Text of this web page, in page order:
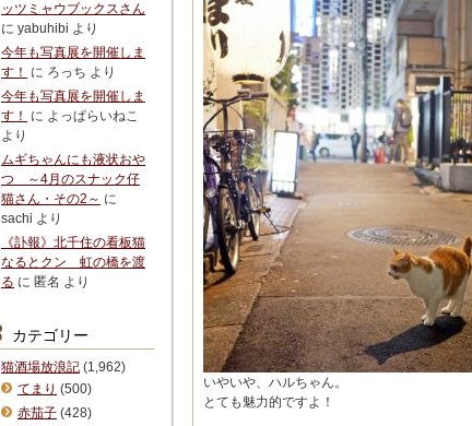
いやいや、ハルちゃん。
とても魅力的ですよ！
ッツミャウブックスさん
に yabuhibi より
今年も写真展を開催しま
す！
に ろっち より
今年も写真展を開催しま
す！
に よっぱらいねこ
より
ムギちゃんにも液状おや
つ ～4月のスナック仔
猫さん・その2～ に
sachi より
《訃報》北千住の看板猫
なるとクン 虹の橋を渡
る に 匿名 より
カテゴリー
猫酒場放浪記 (1,962)
てまり (500)
赤茄子 (428)